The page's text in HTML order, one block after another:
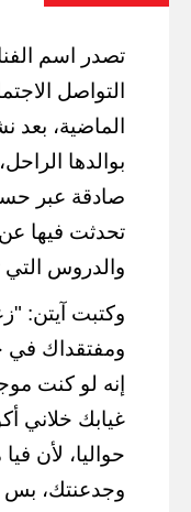
تصدر اسم
التواصل
الماضية، بعد
بوالدها
صادقة عبر
تحدثت فيها
والدروس التي
وكتبت آيتن:
ومفتقداك في
إنه لو كنت
غيابك خلاني
حواليا، لأن
وجدعنتك، بس